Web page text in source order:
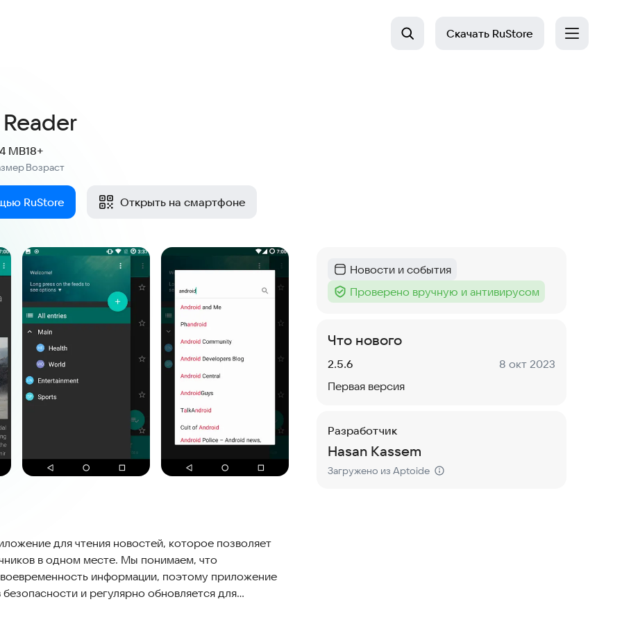
Скачать RuStore
MB
Возраст
18+
RuStore Открыть на смартфоне
для чтения новостей, которое позволяет
в одном месте. Мы понимаем, что
информации, поэтому приложение
и регулярно обновляется для
совместимо с большинством устройств
Категория :
Новости и события
Тег :
Проверено вручную и антивирусом
Что нового
Версия:
2.5.6 Дата:
8 окт 2023
Первая версия
Разработчик
Hasan Kassem
Загружено из Aptoide